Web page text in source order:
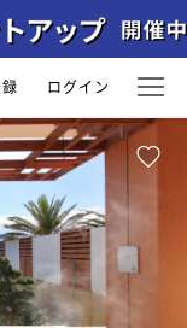
ログイン